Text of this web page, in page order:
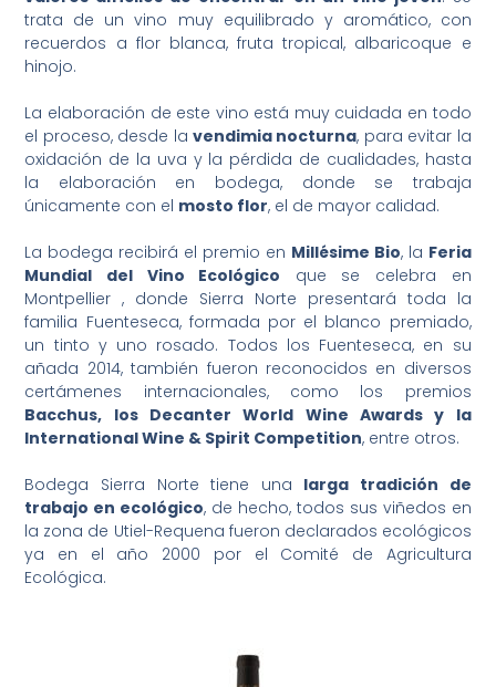
trata de un vino muy equilibrado y aromático, con
recuerdos a flor blanca, fruta tropical, albaricoque e
hinojo.
La elaboración de este vino está muy cuidada en todo
el proceso, desde la vendimia nocturna, para evitar la
oxidación de la uva y la pérdida de cualidades, hasta
la elaboración en bodega, donde se trabaja
únicamente con el mosto flor, el de mayor calidad.
La bodega recibirá el premio en Millésime Bio, la Feria
Mundial del Vino Ecológico que se celebra en
Montpellier , donde Sierra Norte presentará toda la
familia Fuenteseca, formada por el blanco premiado,
un tinto y uno rosado. Todos los Fuenteseca, en su
añada 2014, también fueron reconocidos en diversos
certámenes internacionales, como los premios
Bacchus, los Decanter World Wine Awards y la
International Wine & Spirit Competition, entre otros.
Bodega Sierra Norte tiene una larga tradición de
trabajo en ecológico, de hecho, todos sus viñedos en
la zona de Utiel-Requena fueron declarados ecológicos
ya en el año 2000 por el Comité de Agricultura
Ecológica.